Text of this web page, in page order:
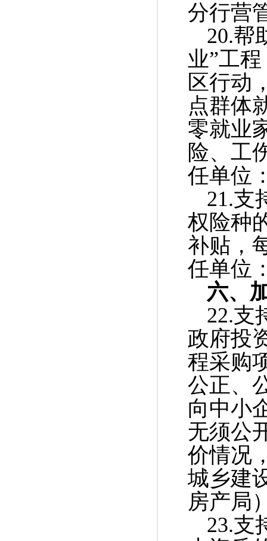
分行营
20.帮
业”工
区行动
点群体
零就业
险、工
任单位
21.支
权险种
补贴，
任单位
六、
22.支
政府投
程采购
公正、
向中小
无须公
价情况
城乡建
房产局
23.支